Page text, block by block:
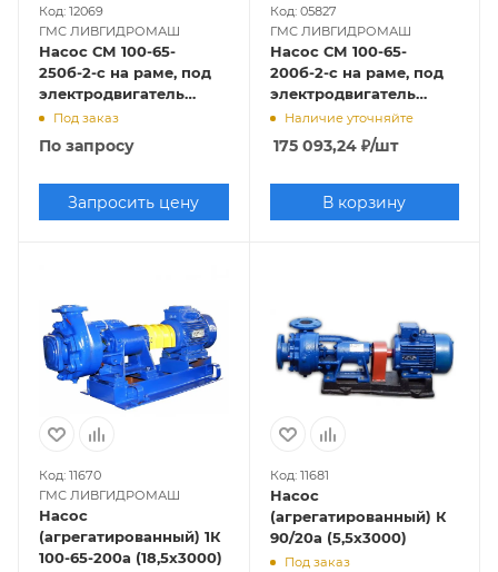
Код: 12069
ГМС ЛИВГИДРОМАШ
Насос СМ 100-65-
250б-2-с на раме, под
электродвигатель
30х3000
Под заказ
По запросу
Запросить цену
Код: 05827
ГМС ЛИВГИДРОМАШ
Насос СМ 100-65-
200б-2-с на раме, под
электродвигатель
18,5х3000
Наличие уточняйте
175 093,24₽/шт
В корзину
Код: 11670
ГМС ЛИВГИДРОМАШ
Насос
(агрегатированный) 1К
100-65-200а (18,5х3000)
Код: 11681
Насос
(агрегатированный) К
90/20а (5,5х3000)
Под заказ